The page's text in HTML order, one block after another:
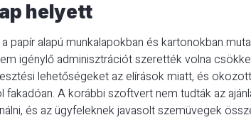
helyett
papír alapú munkalapokban és kartonokban
igénylő adminisztrációt szerették volna
lehetőségeket az elírások miatt, és
fakadóan. A korábbi szoftvert nem tudták az
és az ügyfeleknek javasolt szemüvegek